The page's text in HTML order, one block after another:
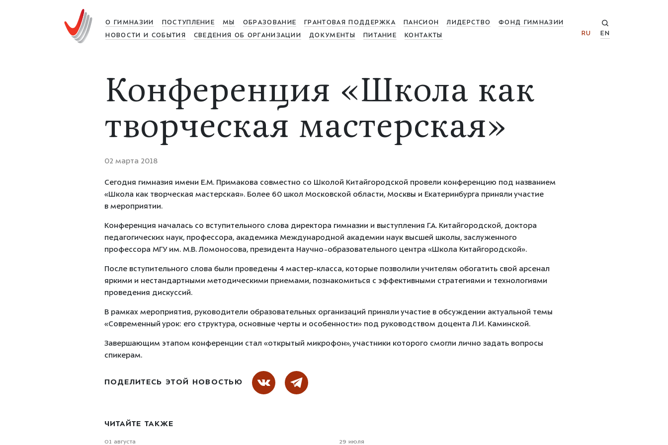
О ГИМНАЗИИ ПОСТУПЛЕНИЕ МЫ ОБРАЗОВАНИЕ ГРАНТОВАЯ ПОДДЕРЖКА ПАНСИОН ЛИДЕРСТВО
ФОНД ГИМНАЗИИ
НОВОСТИ И СОБЫТИЯ
СВЕДЕНИЯ ОБ ОРГАНИЗАЦИИ ДОКУМЕНТЫ ПИТАНИЕ КОНТАКТЫ RU EN
Конференция «Школа как
творческая мастерская»
02 марта 2018
Сегодня гимназия имени Е.М. Примакова совместно со Школой Китайгородской провели конференцию под названием
«Школа как творческая мастерская». Более 60 школ Московской области, Москвы и Екатеринбурга приняли участие
в мероприятии.
Конференция началась со вступительного слова директора гимназии и выступления Г.А. Китайгородской, доктора
педагогических наук, профессора, академика Международной академии наук высшей школы, заслуженного
профессора МГУ им. М.В. Ломоносова, президента Научно-образовательного центра «Школа Китайгородской».
После вступительного слова были проведены 4 мастер-класса, которые позволили учителям обогатить свой арсенал
яркими и нестандартными методическими приемами, познакомиться с эффективными стратегиями и технологиями
проведения дискуссий.
В рамках мероприятия, руководители образовательных организаций приняли участие в обсуждении актуальной темы
«Современный урок: его структура, основные черты и особенности» под руководством доцента Л.И. Каминской.
Завершающим этапом конференции стал «открытый микрофон», участники которого смогли лично задать вопросы
спикерам.
ПОДЕЛИТЕСЬ ЭТОЙ НОВОСТЬЮ
ЧИТАЙТЕ ТАКЖЕ
01 августа 29 июля